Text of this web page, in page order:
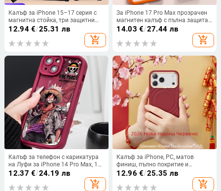
Калъф за iPhone 15–17 серия с
магнитна стойка, три защитни
функции, удароустойчив и
инжекционно формован
12.94€/25.31 лв
add_shopping_cart
За iPhone 17 Pro Max прозрачен
магнитен калъф с пълна защита
на обектива
14.03 €/27.44 лв
add_shopping_cart
Калъф за телефон с карикатура
на Луфи за iPhone 14 Pro Max, 13
Pro, 12, 11, X, XS Max
12.37 €/24.19 лв
add_shopping_cart
Калъф за iPhone, PC, матов
финиш, пълно покритие и
минималистичен стил, защита
срещу надраскване и отпечатъци,
съвместим с iPhone 14 Pro Max,
12.96 €/25.35 лв
add_shopping_cart